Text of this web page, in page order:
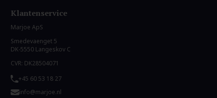
Klantenservice
Marjoe ApS
Smedevaenget 5
DK-5550 Langeskov C
CVR: DK28504071
+45 60 53 18 27
info@marjoe.nl